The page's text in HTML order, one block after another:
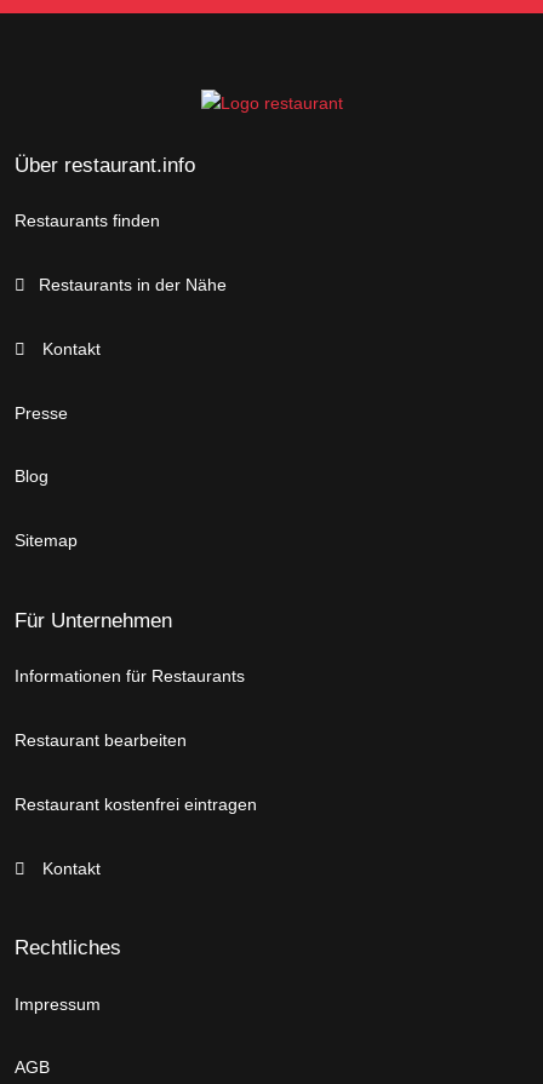
Über restaurant.info
Restaurants finden
Restaurants in der Nähe
Kontakt
Presse
Blog
Sitemap
Für Unternehmen
Informationen für Restaurants
Restaurant bearbeiten
Restaurant kostenfrei eintragen
Kontakt
Rechtliches
Impressum
AGB